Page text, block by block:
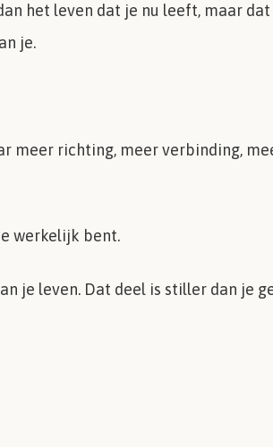
het leven dat je nu leeft, maar
je.
meer richting, meer verbinding,
werkelijk bent.
je leven. Dat deel is stiller dan je